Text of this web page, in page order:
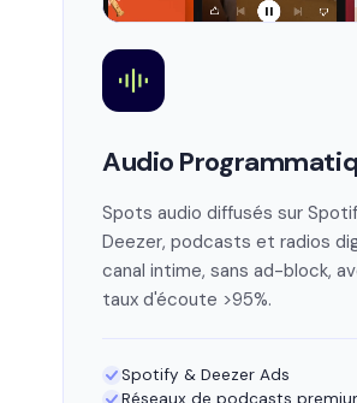
Audio
Spots audio diffusés sur
Deezer, podcasts et radios
canal intime, sans ad-block,
taux d'écoute >95%.
Spotify & Deezer Ads
Réseaux de podcasts